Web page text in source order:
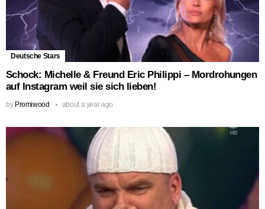
Deutsche Stars
Schock: Michelle & Freund Eric Philippi – Mordrohungen
auf Instagram weil sie sich lieben!
by Promiwood about a year ago